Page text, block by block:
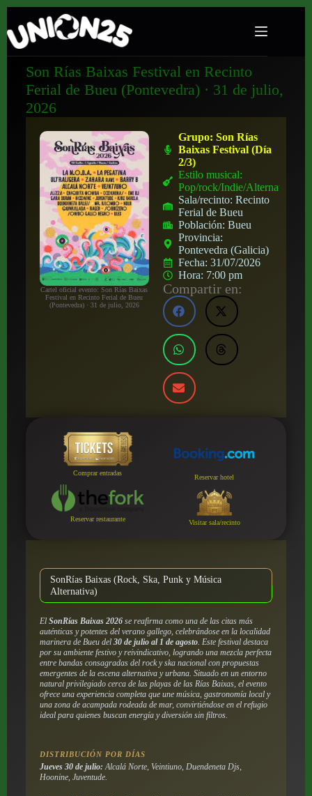
Son Rías Baixas Festival en Recinto
Ferial de Bueu (Pontevedra) · 31 de julio,
2026
Cartel oficial evento: Son Rías Baixas
Festival en Recinto Ferial de Bueu
(Pontevedra) · 31 de julio, 2026
Grupo:Son Rías
Baixas Festival (Día
2/3)
Estilo musical:
Pop/rock/Indie/Alternativo
Sala/recinto:Recinto
Ferial de Bueu
Población:Bueu
Provincia:
Pontevedra (Galicia)
Fecha:31/07/2026
Hora: 7:00 pm
Compartir en:
Comprar entradas
Reservar hotel
Reservar restaurante Visitar sala/recinto
SonRías Baixas (Rock, Ska, Punk y Música
Alternativa)
El SonRías Baixas 2026se reafirma como una de las citas más
auténticas y potentes del verano gallego, celebrándose en la localidad
marinera de Bueu del 30 de julio al 1 de agosto. Este festival destaca
por su ambiente festivo y reivindicativo, logrando una mezcla perfecta
entre bandas consagradas del rock y ska nacional con propuestas
emergentes de la escena alternativa y urbana. Situado en un entorno
natural privilegiado cerca de las playas de las Rías Baixas, el evento
ofrece una experiencia completa que une música, gastronomía local y
una zona de acampada rodeada de mar, convirtiéndose en el refugio
ideal para quienes buscan energía y diversión sin filtros.
DISTRIBUCIÓN POR DÍAS
Jueves 30 de julio: Alcalá Norte, Veintiuno, Duendeneta Djs,
Hoonine, Juventude.